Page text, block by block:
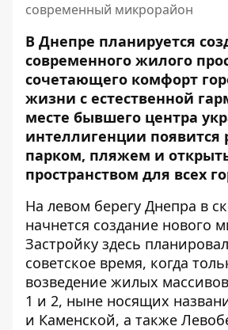
современный микрорайон
В Днепре планируется
современного жилого
сочетающего комфорт
жизни с естественной
месте бывшего центра
интеллигенции появится
парком, пляжем и
пространством для всех
На левом берегу Днепра в
начнется создание нового
Застройку здесь
советское время, когда
возведение жилых
1 и 2, ныне носящих
и Каменской, а также